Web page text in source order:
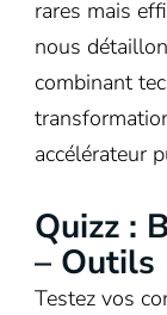
rares mais
nous
combinant
accélérateur
Quizz :
– Outils
Testez vos